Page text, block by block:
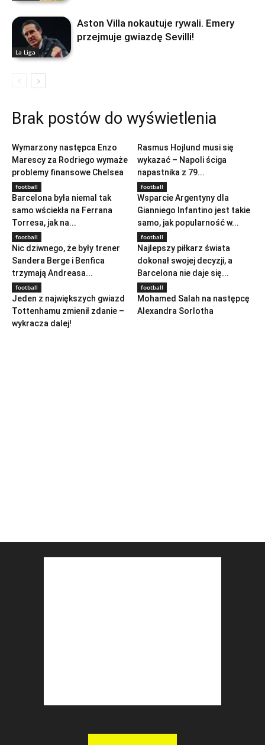
La Liga
Aston Villa nokautuje rywali. Emery
przejmuje gwiazdę Sevilli!
Brak postów do wyświetlenia
Wymarzony następca Enzo
Marescy za Rodriego wymaże
problemy finansowe Chelsea
Rasmus Hojlund musi się
wykazać – Napoli ściga
napastnika z 79...
football
Barcelona była niemal tak
samo wściekła na Ferrana
Torresa, jak na...
football
Wsparcie Argentyny dla
Gianniego Infantino jest takie
samo, jak popularność w...
football
Nic dziwnego, że były trener
Sandera Berge i Benfica
trzymają Andreasa...
football
Najlepszy piłkarz świata
dokonał swojej decyzji, a
Barcelona nie daje się...
football
Jeden z największych gwiazd
Tottenhamu zmienił zdanie –
wykracza dalej!
football
Mohamed Salah na następcę
Alexandra Sorlotha